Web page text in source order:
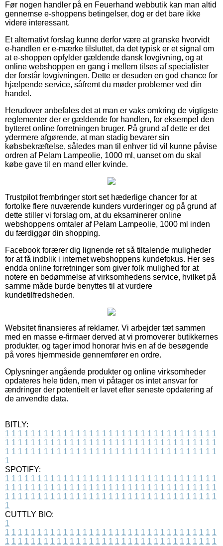
Før nogen handler på en Feuerhand webbutik kan man altid
gennemse e-shoppens betingelser, dog er det bare ikke
videre interessant.
Et alternativt forslag kunne derfor være at granske hvorvidt
e-handlen er e-mærke tilsluttet, da det typisk er et signal om
at e-shoppen opfylder gældende dansk lovgivning, og at
online webshoppen en gang i mellem tilses af specialister
der forstår lovgivningen. Dette er desuden en god chance for
hjælpende service, såfremt du møder problemer ved din
handel.
Herudover anbefales det at man er vaks omkring de vigtigste
reglementer der er gældende for handlen, for eksempel den
bytteret online forretningen bruger. På grund af dette er det
ydermere afgørende, at man stadig bevarer sin
købsbekræftelse, således man til enhver tid vil kunne påvise
ordren af Pelam Lampeolie, 1000 ml, uanset om du skal
købe gave til en mand eller kvinde.
Trustpilot frembringer stort set hæderlige chancer for at
fortolke flere nuværende kunders vurderinger og på grund af
dette stiller vi forslag om, at du eksaminerer online
webshoppens omtaler af Pelam Lampeolie, 1000 ml inden
du færdiggør din shopping.
Facebook forærer dig lignende ret så tiltalende muligheder
for at få indblik i internet webshoppens kundefokus. Her ses
endda online forretninger som giver folk mulighed for at
notere en bedømmelse af virksomhedens service, hvilket på
samme måde burde benyttes til at vurdere
kundetilfredsheden.
Websitet finansieres af reklamer. Vi arbejder tæt sammen
med en masse e-firmaer derved at vi promoverer butikkernes
produkter, og tager imod honorar hvis en af de besøgende
på vores hjemmeside gennemfører en ordre.
Oplysninger angående produkter og online virksomheder
opdateres hele tiden, men vi påtager os intet ansvar for
ændringer der potentielt er lavet efter seneste opdatering af
de anvendte data.
BITLY:
1 1 1 1 1 1 1 1 1 1 1 1 1 1 1 1 1 1 1 1 1 1 1 1 1 1 1 1 1 1 1 1 1
1 1 1 1 1 1 1 1 1 1 1 1 1 1 1 1 1 1 1 1 1 1 1 1 1 1 1 1 1 1 1 1 1
1 1 1 1 1 1 1 1 1 1 1 1 1 1 1 1 1 1 1 1 1 1 1 1 1 1 1 1 1 1 1 1 1
1
SPOTIFY:
1 1 1 1 1 1 1 1 1 1 1 1 1 1 1 1 1 1 1 1 1 1 1 1 1 1 1 1 1 1 1 1 1
1 1 1 1 1 1 1 1 1 1 1 1 1 1 1 1 1 1 1 1 1 1 1 1 1 1 1 1 1 1 1 1 1
1 1 1 1 1 1 1 1 1 1 1 1 1 1 1 1 1 1 1 1 1 1 1 1 1 1 1 1 1 1 1 1 1
1
CUTTLY BIO:
1
1 1 1 1 1 1 1 1 1 1 1 1 1 1 1 1 1 1 1 1 1 1 1 1 1 1 1 1 1 1 1 1 1
1 1 1 1 1 1 1 1 1 1 1 1 1 1 1 1 1 1 1 1 1 1 1 1 1 1 1 1 1 1 1 1 1